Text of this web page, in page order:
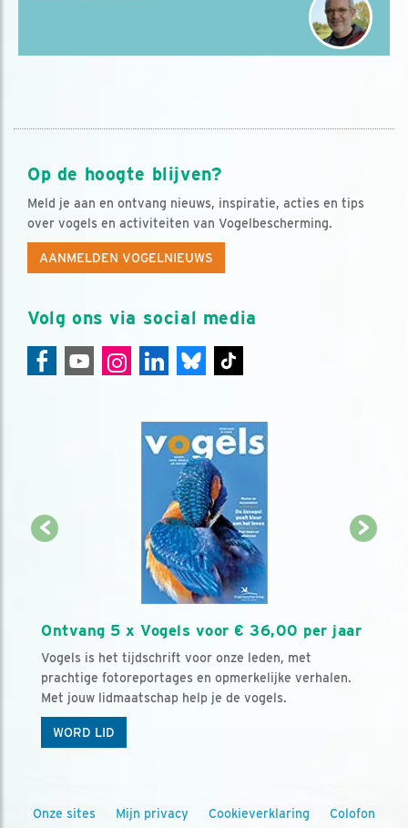
Op de hoogte blijven?
Meld je aan en ontvang nieuws, inspiratie, acties en tips
over vogels en activiteiten van Vogelbescherming.
AANMELDEN VOGELNIEUWS
Volg ons via social media
Ontvang 5 x Vogels voor € 36,00 per jaar
Vogels is het tijdschrift voor onze leden, met
prachtige fotoreportages en opmerkelijke verhalen.
Met jouw lidmaatschap help je de vogels.
WORD LID
Onze sites Mijn privacy Cookieverklaring Colofon